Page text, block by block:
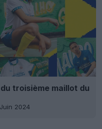
troisième maillot du
2024